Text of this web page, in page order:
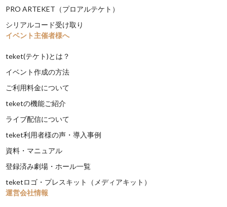
PRO ARTEKET（プロアルテケト）
シリアルコード受け取り
イベント主催者様へ
teket(テケト)とは？
イベント作成の方法
ご利用料金について
teketの機能ご紹介
ライブ配信について
teket利用者様の声・導入事例
資料・マニュアル
登録済み劇場・ホール一覧
teketロゴ・プレスキット（メディアキット）
運営会社情報